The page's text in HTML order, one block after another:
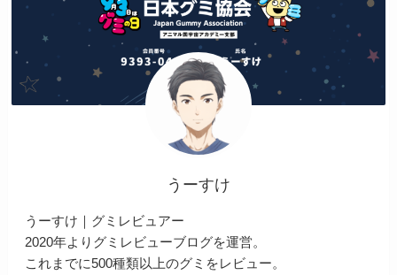
うーすけ
うーすけ｜グミレビュアー
2020年よりグミレビューブログを運営。
これまでに500種類以上のグミをレビュー。